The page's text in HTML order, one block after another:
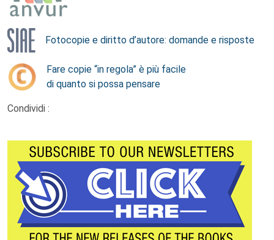
Fotocopie e diritto d’autore: domande e risposte
Fare copie “in regola” è più facile
di quanto si possa pensare
Condividi :